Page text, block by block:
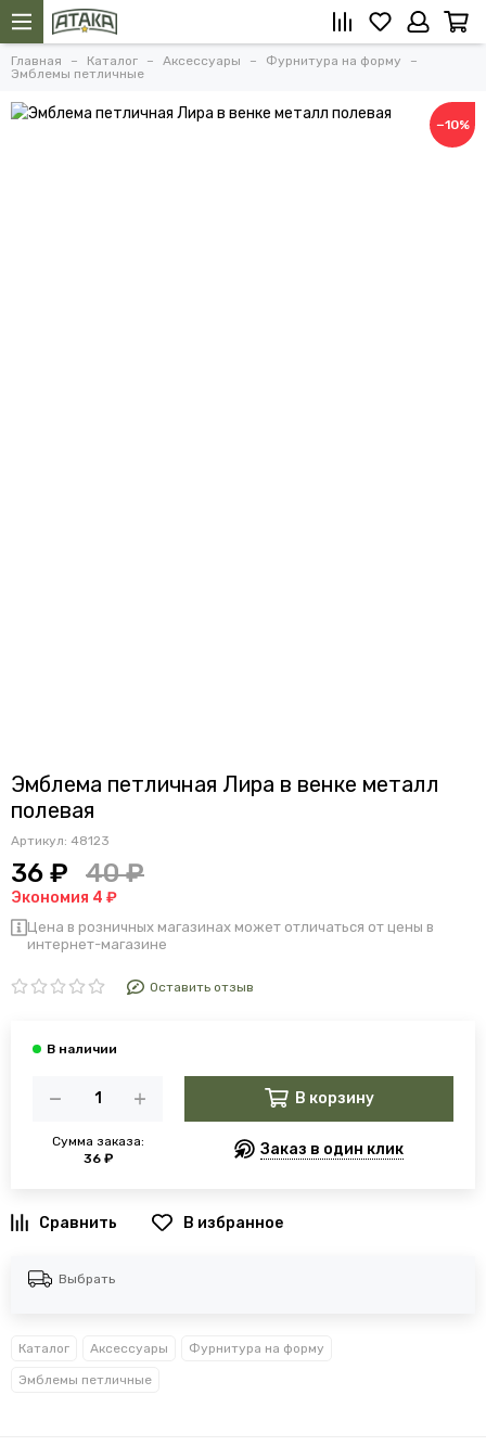
Главная Каталог Аксессуары
Фурнитура на форму
Эмблемы петличные
−10%
Эмблема петличная Лира в венке металл
полевая
Артикул: 48123
36 ₽ 40 ₽
Экономия 4 ₽
Цена в розничных магазинах может отличаться от цены в
интернет-магазине
Оставить отзыв
Сумма заказа:
36 ₽
В корзину
Заказ в один клик
В избранное
Выбрать
Каталог Аксессуары Фурнитура на форму
Эмблемы петличные